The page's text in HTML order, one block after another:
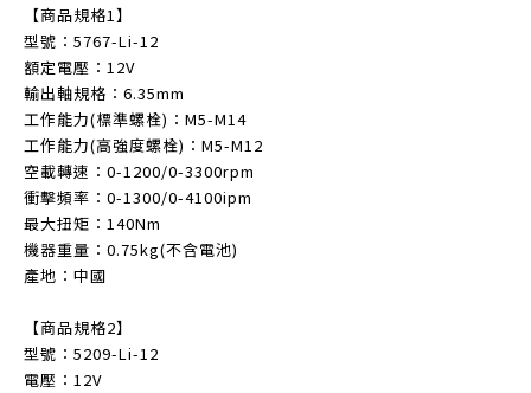
【商品規格1】
型號：5767-Li-12
額定電壓：12V
輸出軸規格：6.35mm
工作能力(標準螺栓)：M5-M14
工作能力(高強度螺栓)：M5-M12
空載轉速：0-1200/0-3300rpm
衝擊頻率：0-1300/0-4100ipm
最大扭矩：140Nm
機器重量：0.75kg(不含電池)
產地：中國
【商品規格2】
型號：5209-Li-12
電壓：12V